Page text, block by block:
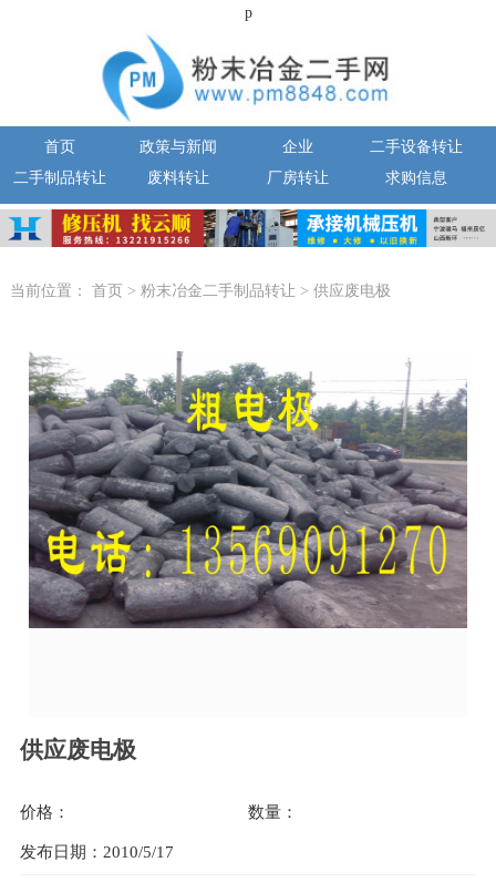
p
首页 政策与新闻 企业
二手设备转让
二手制品转让
废料转让 厂房转让 求购信息
当前位置： 首页 > 粉末冶金二手制品转让 > 供应废电极
供应废电极
价格： 数量：
发布日期：2010/5/17